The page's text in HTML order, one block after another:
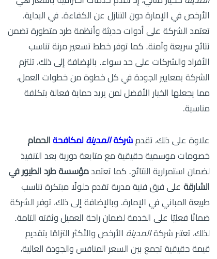
الأرخص في الإمارة دون التنازل عن الكفاءة. في البداية،
تعتمد الشركة على أدوات حديثة وأنظمة طرد متطورة تضمن
نتائج سريعة وآمنة. كما توفر خطط تسعير مرنة تناسب
الأفراد والشركات على حد سواء. بالإضافة إلى ذلك، تلتزم
الشركة بمعايير الجودة في كل خطوة من خطوات العمل،
مما يجعلها الخيار الأفضل لمن يريد حماية فعالة بتكلفة
مناسبة.
علاوة على ذلك، تقدم شركةالمدينة لمكافحة الحمام
خصومات موسمية حقيقية مع متابعة دورية بعد التنفيذ
لضمان استمرارية النتائج. كما تعتمد مؤسسة طرد الطيور في
الشارقة على فرق فنية مدربة تقدم حلولًا مبتكرة تناسب
طبيعة المباني في الإمارة. وبالإضافة إلى ذلك، توفر الشركة
ضمانًا فعليًا على الخدمة لضمان راحة العميل وثقته التامة.
لذلك، تعتبر شركةالمدينة
الأرخص والأكثر التزامًا بتقديم
قيمة حقيقية تجمع بين السعر المنافس والجودة العالية،